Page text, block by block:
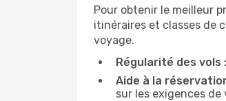
Pour obtenir le meilleur
itinéraires et classes de
voyage.
Régularité des vols :
Aide à la
sur les exigences de